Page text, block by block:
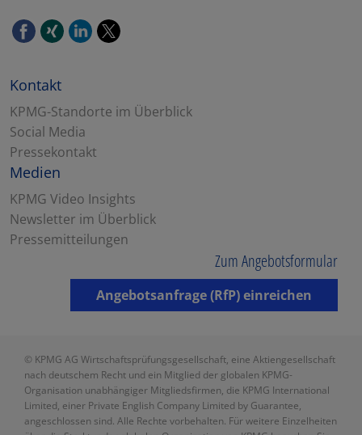
Kontakt
KPMG-Standorte im Überblick
Social Media
Pressekontakt
Medien
KPMG Video Insights
Newsletter im Überblick
Pressemitteilungen
Zum Angebotsformular
Angebotsanfrage (RfP) einreichen
© KPMG AG Wirtschaftsprüfungsgesellschaft, eine Aktiengesellschaft
nach deutschem Recht und ein Mitglied der globalen KPMG-
Organisation unabhängiger Mitgliedsfirmen, die KPMG International
Limited, einer Private English Company Limited by Guarantee,
angeschlossen sind. Alle Rechte vorbehalten. Für weitere Einzelheiten